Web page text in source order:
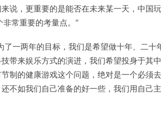
说，更重要的是能否在未来某一天，中国
常重要的考量点。”
了一两年的目标，我们是希望做十年、二十
带来娱乐方式的演进，我们希望投身于其
制的健康游戏这个问题，绝对是一个必须
不如我们自己准备的好一些，我们用自己